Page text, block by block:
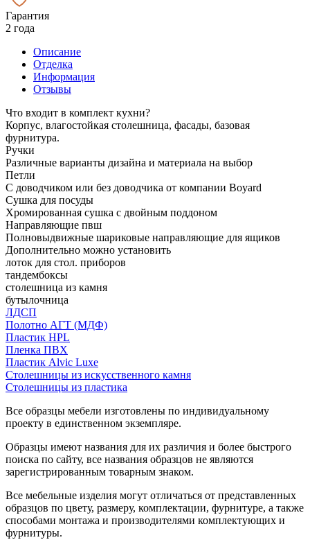
Гарантия
2 года
Описание
Отделка
Информация
Отзывы
Что входит в комплект кухни?
Корпус, влагостойкая столешница, фасады, базовая
фурнитура.
Ручки
Различные варианты дизайна и материала на выбор
Петли
С доводчиком или без доводчика от компании Boyard
Сушка для посуды
Хромированная сушка с двойным поддоном
Направляющие пвш
Полновыдвижные шариковые направляющие для ящиков
Дополнительно можно установить
лоток для стол. приборов
тандембоксы
столешница из камня
бутылочница
ЛДСП
Полотно АГТ (МДФ)
Пластик HPL
Пленка ПВХ
Пластик Alvic Luxe
Столешницы из искусственного камня
Столешницы из пластика
Все образцы мебели изготовлены по индивидуальному
проекту в единственном экземпляре.
Образцы имеют названия для их различия и более быстрого
поиска по сайту, все названия образцов не являются
зарегистрированным товарным знаком.
Все мебельные изделия могут отличаться от представленных
образцов по цвету, размеру, комплектации, фурнитуре, а также
способами монтажа и производителями комплектующих и
фурнитуры.